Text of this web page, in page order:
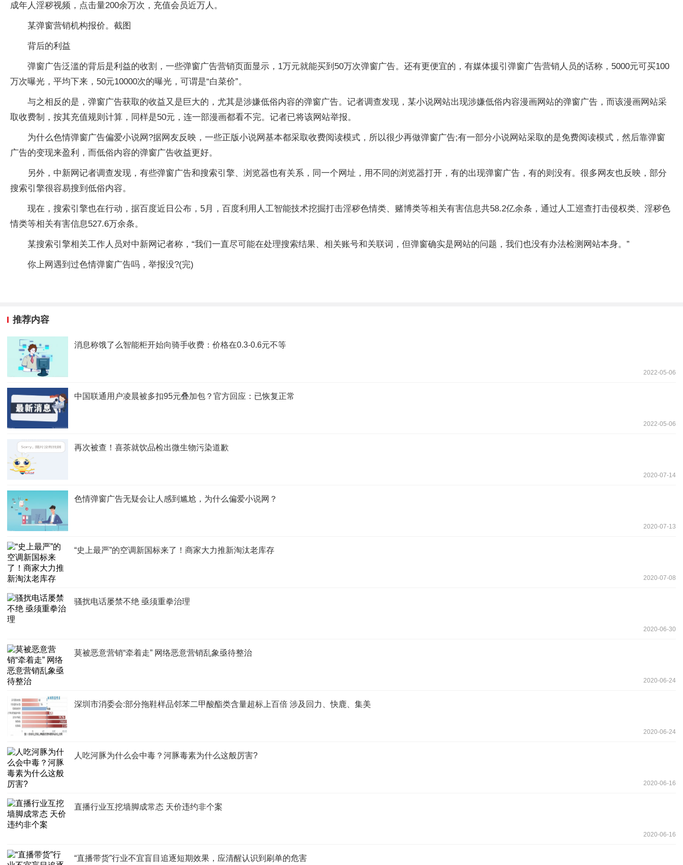
成年人淫秽视频，点击量200余万次，充值会员近万人。
某弹窗营销机构报价。截图
背后的利益
弹窗广告泛滥的背后是利益的收割，一些弹窗广告营销页面显示，1万元就能买到50万次弹窗广告。还有更便宜的，有媒体援引弹窗广告营销人员的话称，5000元可买100
万次曝光，平均下来，50元10000次的曝光，可谓是“白菜价”。
与之相反的是，弹窗广告获取的收益又是巨大的，尤其是涉嫌低俗内容的弹窗广告。记者调查发现，某小说网站出现涉嫌低俗内容漫画网站的弹窗广告，而该漫画网站采
取收费制，按其充值规则计算，同样是50元，连一部漫画都看不完。记者已将该网站举报。
为什么色情弹窗广告偏爱小说网?据网友反映，一些正版小说网基本都采取收费阅读模式，所以很少再做弹窗广告;有一部分小说网站采取的是免费阅读模式，然后靠弹窗
广告的变现来盈利，而低俗内容的弹窗广告收益更好。
另外，中新网记者调查发现，有些弹窗广告和搜索引擎、浏览器也有关系，同一个网址，用不同的浏览器打开，有的出现弹窗广告，有的则没有。很多网友也反映，部分
搜索引擎很容易搜到低俗内容。
现在，搜索引擎也在行动，据百度近日公布，5月，百度利用人工智能技术挖掘打击淫秽色情类、赌博类等相关有害信息共58.2亿余条，通过人工巡查打击侵权类、淫秽色
情类等相关有害信息527.6万余条。
某搜索引擎相关工作人员对中新网记者称，“我们一直尽可能在处理搜索结果、相关账号和关联词，但弹窗确实是网站的问题，我们也没有办法检测网站本身。”
你上网遇到过色情弹窗广告吗，举报没?(完)
推荐内容
消息称饿了么智能柜开始向骑手收费：价格在0.3-0.6元不等
2022-05-06
中国联通用户凌晨被多扣95元叠加包？官方回应：已恢复正常
2022-05-06
再次被查！喜茶就饮品检出微生物污染道歉
2020-07-14
色情弹窗广告无疑会让人感到尴尬，为什么偏爱小说网？
2020-07-13
“史上最严”的空调新国标来了！商家大力推新淘汰老库存
2020-07-08
骚扰电话屡禁不绝 亟须重拳治理
2020-06-30
莫被恶意营销“牵着走” 网络恶意营销乱象亟待整治
2020-06-24
深圳市消委会:部分拖鞋样品邻苯二甲酸酯类含量超标上百倍 涉及回力、快鹿、集美
2020-06-24
人吃河豚为什么会中毒？河豚毒素为什么这般厉害?
2020-06-16
直播行业互挖墙脚成常态 天价违约非个案
2020-06-16
“直播带货”行业不宜盲目追逐短期效果，应清醒认识到刷单的危害